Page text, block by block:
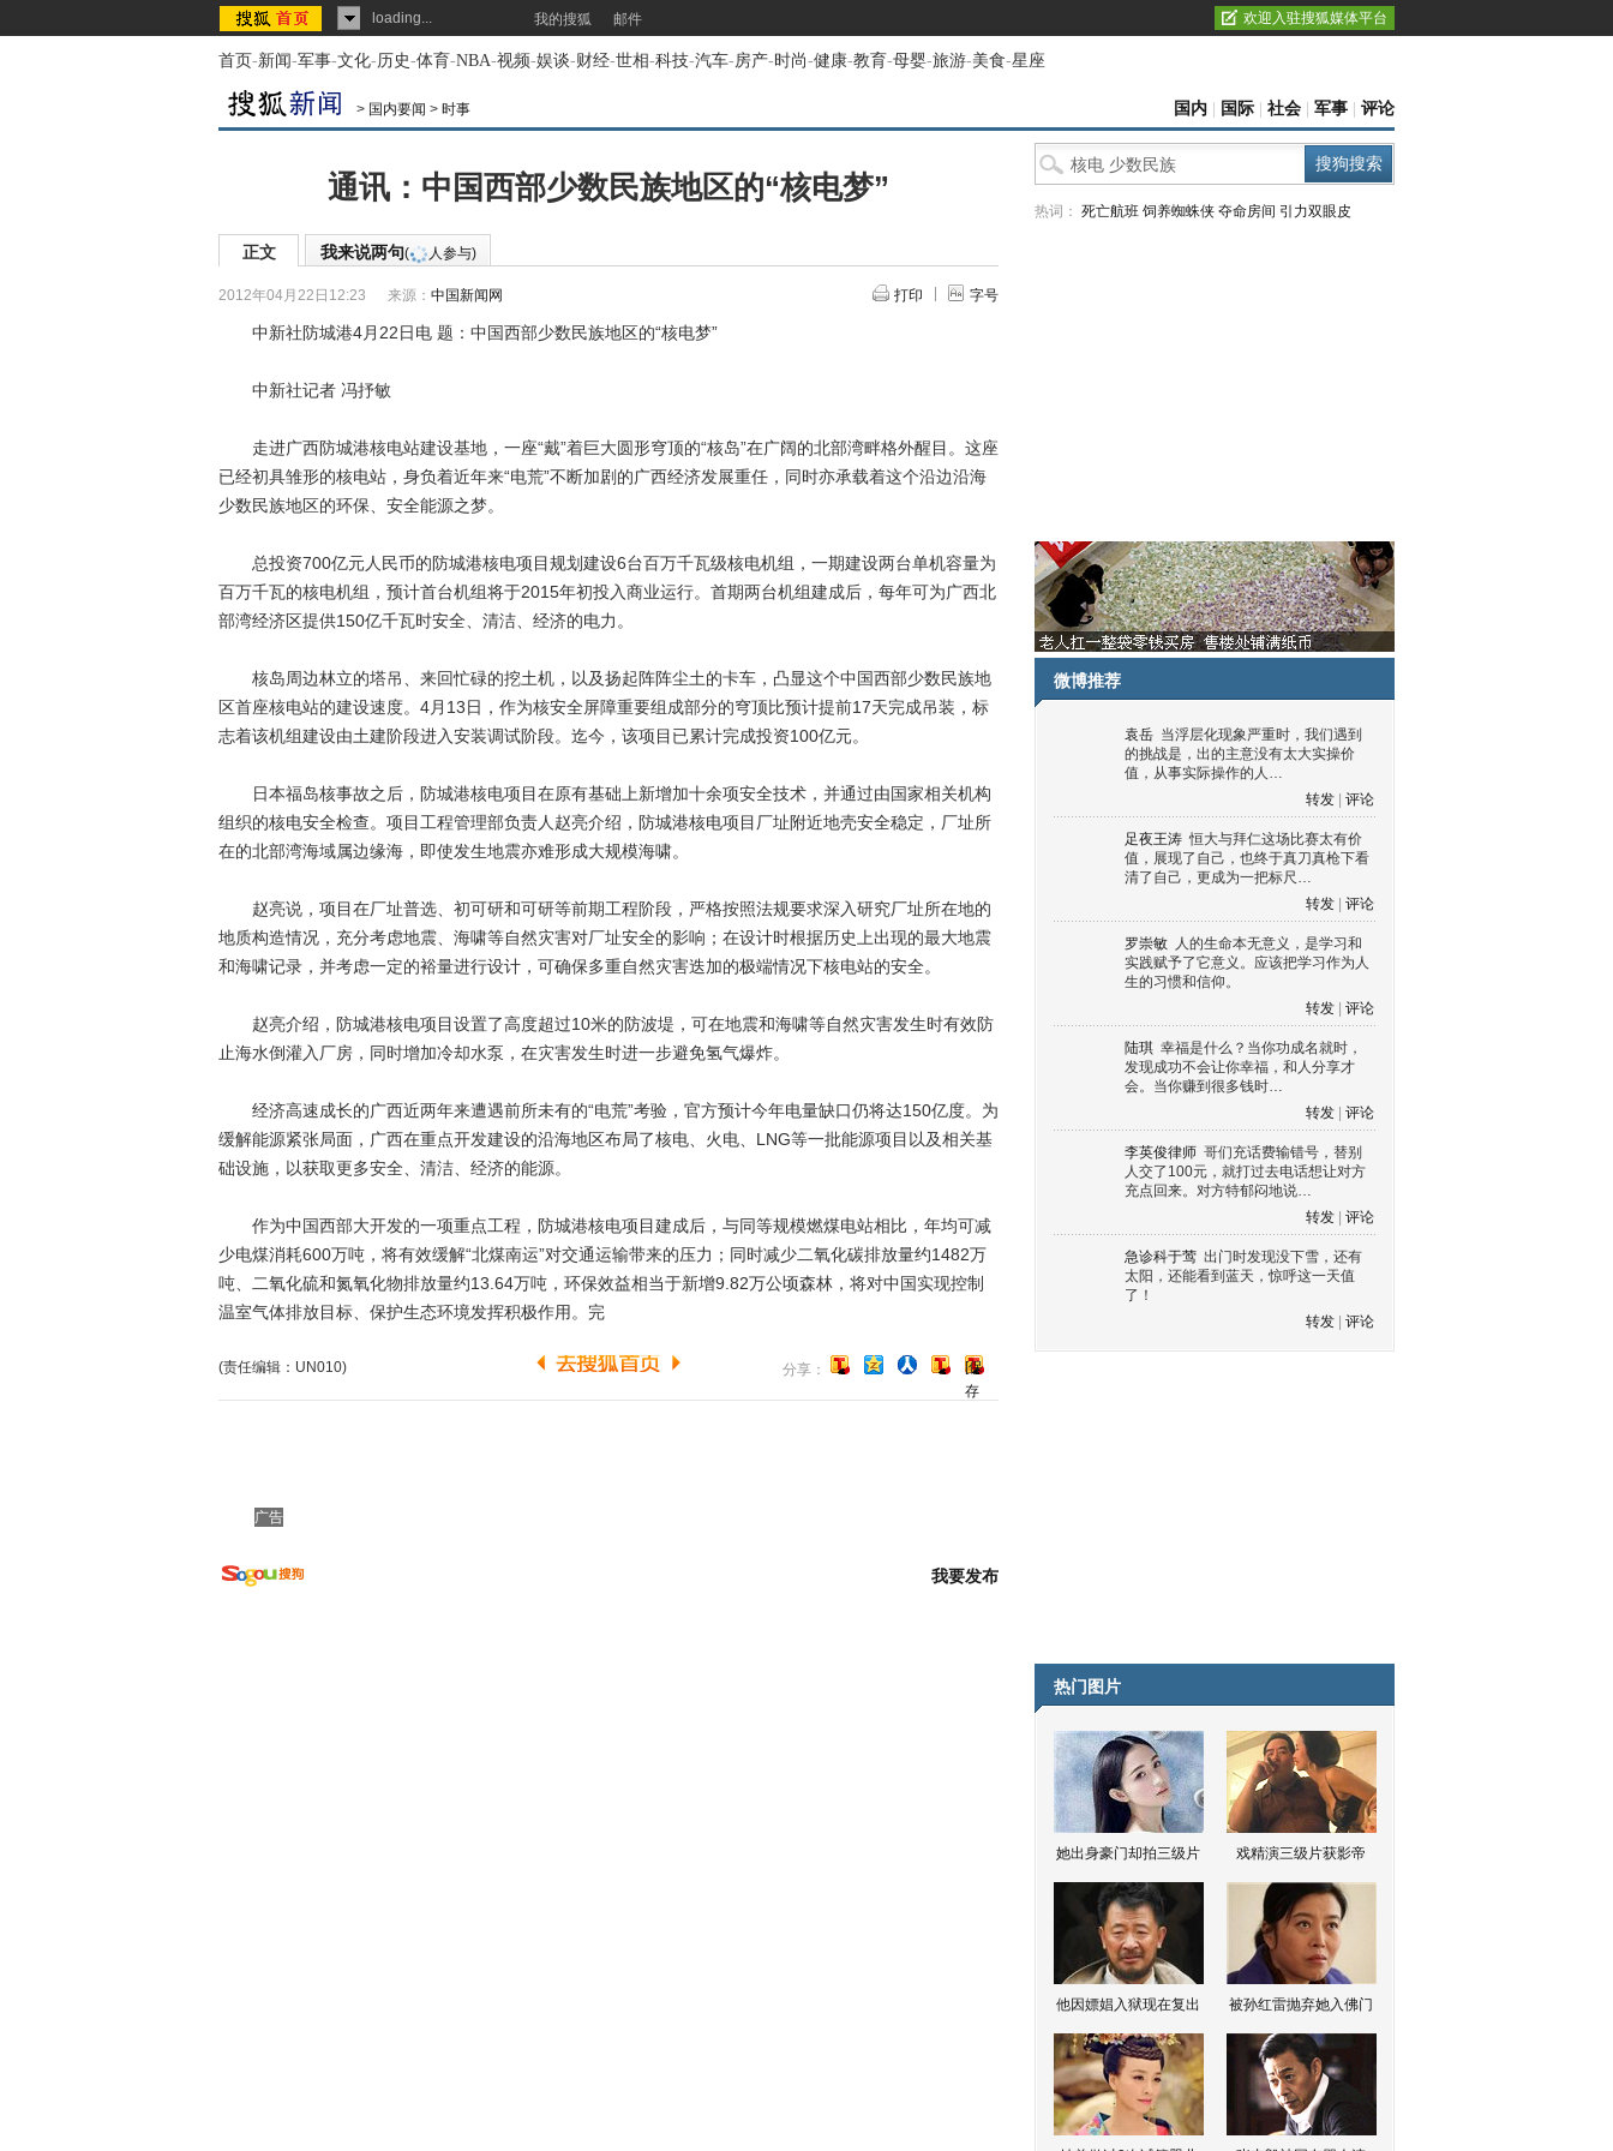
loading... 我的搜狐 邮件 欢迎入驻搜狐媒体平台
首页-新闻-军事-文化-历史-体育-NBA-视频-娱谈-财经-世相-科技-汽车-房产-时尚-健康-教育-母婴-旅游-美食-星座
> 国内要闻 > 时事 国内 国际 社会 军事 评论
通讯：中国西部少数民族地区的“核电梦”
正文 我来说两句( 人参与)
2012年04月22日12:23 来源： 中国新闻网 打印 字号
中新社防城港4月22日电 题：中国西部少数民族地区的“核电梦”
中新社记者 冯抒敏
走进广西防城港核电站建设基地，一座“戴”着巨大圆形穹顶的“核岛”在广阔的北部湾畔格外醒目。这座
已经初具雏形的核电站，身负着近年来“电荒”不断加剧的广西经济发展重任，同时亦承载着这个沿边沿海
少数民族地区的环保、安全能源之梦。
总投资700亿元人民币的防城港核电项目规划建设6台百万千瓦级核电机组，一期建设两台单机容量为
百万千瓦的核电机组，预计首台机组将于2015年初投入商业运行。首期两台机组建成后，每年可为广西北
部湾经济区提供150亿千瓦时安全、清洁、经济的电力。
核岛周边林立的塔吊、来回忙碌的挖土机，以及扬起阵阵尘土的卡车，凸显这个中国西部少数民族地
区首座核电站的建设速度。4月13日，作为核安全屏障重要组成部分的穹顶比预计提前17天完成吊装，标
志着该机组建设由土建阶段进入安装调试阶段。迄今，该项目已累计完成投资100亿元。
日本福岛核事故之后，防城港核电项目在原有基础上新增加十余项安全技术，并通过由国家相关机构
组织的核电安全检查。项目工程管理部负责人赵亮介绍，防城港核电项目厂址附近地壳安全稳定，厂址所
在的北部湾海域属边缘海，即使发生地震亦难形成大规模海啸。
赵亮说，项目在厂址普选、初可研和可研等前期工程阶段，严格按照法规要求深入研究厂址所在地的
地质构造情况，充分考虑地震、海啸等自然灾害对厂址安全的影响；在设计时根据历史上出现的最大地震
和海啸记录，并考虑一定的裕量进行设计，可确保多重自然灾害迭加的极端情况下核电站的安全。
赵亮介绍，防城港核电项目设置了高度超过10米的防波堤，可在地震和海啸等自然灾害发生时有效防
止海水倒灌入厂房，同时增加冷却水泵，在灾害发生时进一步避免氢气爆炸。
经济高速成长的广西近两年来遭遇前所未有的“电荒”考验，官方预计今年电量缺口仍将达150亿度。为
缓解能源紧张局面，广西在重点开发建设的沿海地区布局了核电、火电、LNG等一批能源项目以及相关基
础设施，以获取更多安全、清洁、经济的能源。
作为中国西部大开发的一项重点工程，防城港核电项目建成后，与同等规模燃煤电站相比，年均可减
少电煤消耗600万吨，将有效缓解“北煤南运”对交通运输带来的压力；同时减少二氧化碳排放量约1482万
吨、二氧化硫和氮氧化物排放量约13.64万吨，环保效益相当于新增9.82万公顷森林，将对中国实现控制
温室气体排放目标、保护生态环境发挥积极作用。完
(责任编辑：UN010) 分享：
[保
存
广告
我要发布
热词： 死亡航班 饲养蜘蛛侠 夺命房间 引力双眼皮
微博推荐
袁岳 当浮层化现象严重时，我们遇到
的挑战是，出的主意没有太大实操价
值，从事实际操作的人…
转发
评论
足夜王涛 恒大与拜仁这场比赛太有价
值，展现了自己，也终于真刀真枪下看
清了自己，更成为一把标尺…
转发
评论
罗崇敏 人的生命本无意义，是学习和
实践赋予了它意义。应该把学习作为人
生的习惯和信仰。
转发
评论
陆琪 幸福是什么？当你功成名就时，
发现成功不会让你幸福，和人分享才
会。当你赚到很多钱时…
转发
评论
李英俊律师 哥们充话费输错号，替别
人交了100元，就打过去电话想让对方
充点回来。对方特郁闷地说…
转发
评论
急诊科于莺 出门时发现没下雪，还有
太阳，还能看到蓝天，惊呼这一天值
了！
转发
评论
热门图片
她出身豪门却拍三级片 戏精演三级片获影帝
他因嫖娼入狱现在复出 被孙红雷抛弃她入佛门